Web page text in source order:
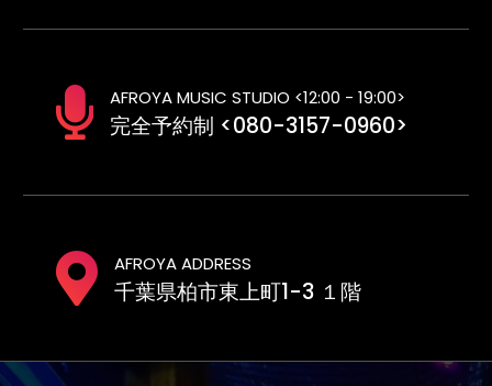
AFROYA MUSIC STUDIO <12:00 - 19:00>
完全予約制 <080-3157-0960>
AFROYA ADDRESS
千葉県柏市東上町1-3 １階